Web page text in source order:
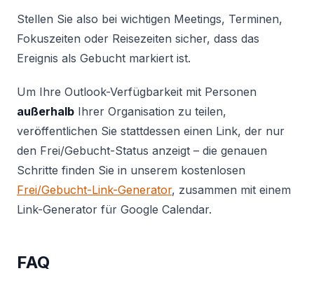
Stellen Sie also bei wichtigen Meetings, Terminen,
Fokuszeiten oder Reisezeiten sicher, dass das
Ereignis als Gebucht markiert ist.
Um Ihre Outlook-Verfügbarkeit mit Personen
außerhalb Ihrer Organisation zu teilen,
veröffentlichen Sie stattdessen einen Link, der nur
den Frei/Gebucht-Status anzeigt – die genauen
Schritte finden Sie in unserem kostenlosen
Frei/Gebucht-Link-Generator, zusammen mit einem
Link-Generator für Google Calendar.
FAQ